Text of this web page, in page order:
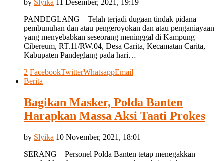
by Slyika 11 Desember, 2021, 19:19
PANDEGLANG – Telah terjadi dugaan tindak pidana
pembunuhan dan atau pengeroyokan dan atau penganiayaan
yang menyebabkan seseorang meninggal di Kampung
Cibereum, RT.11/RW.04, Desa Carita, Kecamatan Carita,
Kabupaten Pandeglang pada hari…
2 FacebookTwitterWhatsappEmail
Berita
Bagikan Masker, Polda Banten
Harapkan Massa Aksi Taati Prokes
by Slyika 10 November, 2021, 18:01
SERANG – Personel Polda Banten tetap menegakkan